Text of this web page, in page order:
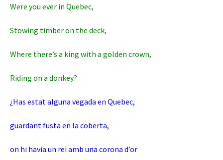
Were you ever in Quebec,
Stowing timber on the deck,
Where there’s a king with a golden crown,
Riding on a donkey?
¿Has estat alguna vegada en Quebec,
guardant fusta en la coberta,
on hi havia un rei amb una corona d’or